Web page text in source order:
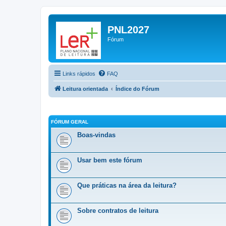
PNL2027
Fórum
Links rápidos FAQ
Leitura orientada Índice do Fórum
FÓRUM GERAL
Boas-vindas
Usar bem este fórum
Que práticas na área da leitura?
Sobre contratos de leitura